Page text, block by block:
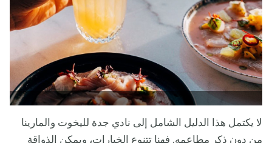
لا يكتمل هذا الدليل الشامل إلى نادي جدة لليخوت والمارينا
من دون ذكر مطاعمه. فهنا تتنوع الخيارات، ويمكن الذواقة